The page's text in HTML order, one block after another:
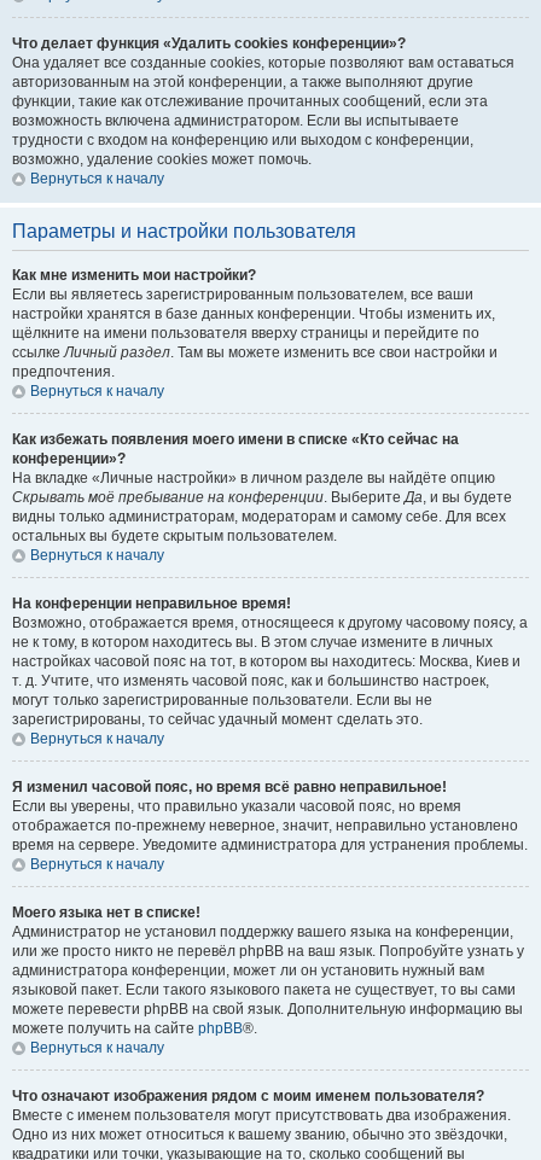
Что делает функция «Удалить cookies конференции»?
Она удаляет все созданные cookies, которые позволяют вам оставаться
авторизованным на этой конференции, а также выполняют другие
функции, такие как отслеживание прочитанных сообщений, если эта
возможность включена администратором. Если вы испытываете
трудности с входом на конференцию или выходом с конференции,
возможно, удаление cookies может помочь.
Вернуться к началу
Параметры и настройки пользователя
Как мне изменить мои настройки?
Если вы являетесь зарегистрированным пользователем, все ваши
настройки хранятся в базе данных конференции. Чтобы изменить их,
щёлкните на имени пользователя вверху страницы и перейдите по
ссылкеЛичный раздел. Там вы можете изменить все свои настройки и
предпочтения.
Вернуться к началу
Как избежать появления моего имени в списке «Кто сейчас на
конференции»?
На вкладке «Личные настройки» в личном разделе вы найдёте опцию
Скрывать моё пребывание на конференции. ВыберитеДа, и вы будете
видны только администраторам, модераторам и самому себе. Для всех
остальных вы будете скрытым пользователем.
Вернуться к началу
На конференции неправильное время!
Возможно, отображается время, относящееся к другому часовому поясу, а
не к тому, в котором находитесь вы. В этом случае измените в личных
настройках часовой пояс на тот, в котором вы находитесь: Москва, Киев и
т. д. Учтите, что изменять часовой пояс, как и большинство настроек,
могут только зарегистрированные пользователи. Если вы не
зарегистрированы, то сейчас удачный момент сделать это.
Вернуться к началу
Я изменил часовой пояс, но время всё равно неправильное!
Если вы уверены, что правильно указали часовой пояс, но время
отображается по-прежнему неверное, значит, неправильно установлено
время на сервере. Уведомите администратора для устранения проблемы.
Вернуться к началу
Моего языка нет в списке!
Администратор не установил поддержку вашего языка на конференции,
или же просто никто не перевёл phpBB на ваш язык. Попробуйте узнать у
администратора конференции, может ли он установить нужный вам
языковой пакет. Если такого языкового пакета не существует, то вы сами
можете перевести phpBB на свой язык. Дополнительную информацию вы
можете получить на сайте phpBB®.
Вернуться к началу
Что означают изображения рядом с моим именем пользователя?
Вместе с именем пользователя могут присутствовать два изображения.
Одно из них может относиться к вашему званию, обычно это звёздочки,
квадратики или точки, указывающие на то, сколько сообщений вы